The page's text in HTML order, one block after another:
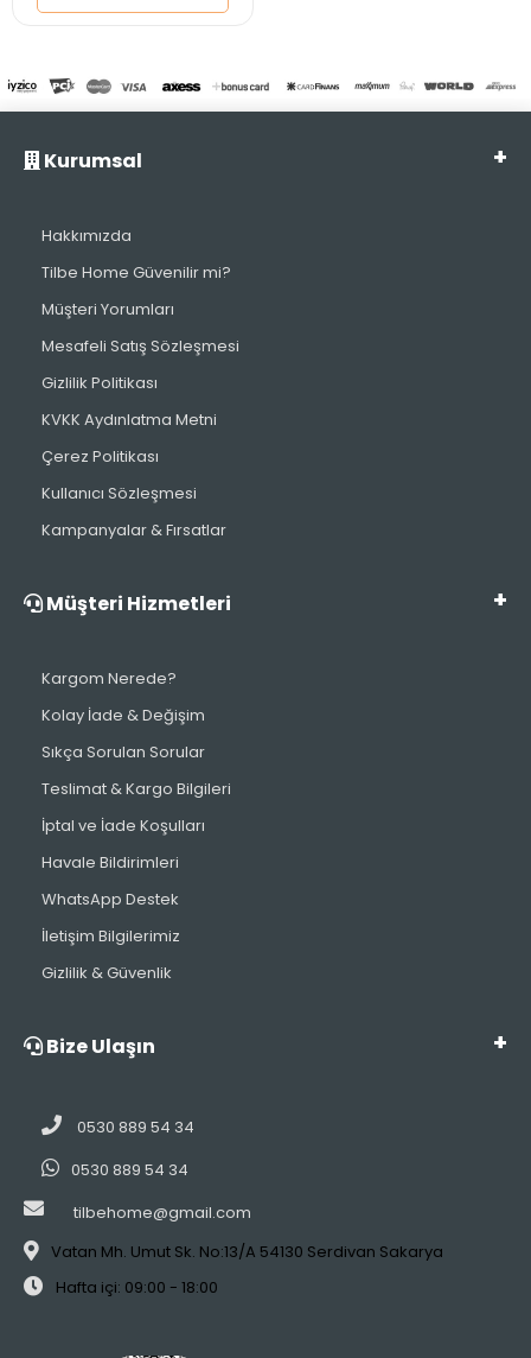
Kurumsal
Hakkımızda
Tilbe Home Güvenilir mi?
Müşteri Yorumları
Mesafeli Satış Sözleşmesi
Gizlilik Politikası
KVKK Aydınlatma Metni
Çerez Politikası
Kullanıcı Sözleşmesi
Kampanyalar & Fırsatlar
Müşteri Hizmetleri
Kargom Nerede?
Kolay İade & Değişim
Sıkça Sorulan Sorular
Teslimat & Kargo Bilgileri
İptal ve İade Koşulları
Havale Bildirimleri
WhatsApp Destek
İletişim Bilgilerimiz
Gizlilik & Güvenlik
Bize Ulaşın
0530 889 54 34
0530 889 54 34
tilbehome@gmail.com
Vatan Mh. Umut Sk. No:13/A 54130 Serdivan Sakarya
Hafta içi: 09:00 - 18:00